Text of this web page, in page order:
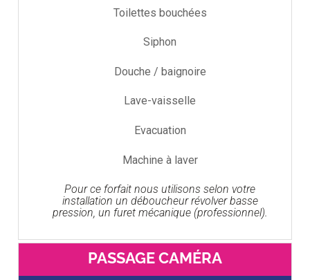
Toilettes bouchées
Siphon
Douche / baignoire
Lave-vaisselle
Evacuation
Machine à laver
Pour ce forfait nous utilisons selon votre
installation un déboucheur révolver basse
pression, un furet mécanique (professionnel).
PASSAGE CAMÉRA